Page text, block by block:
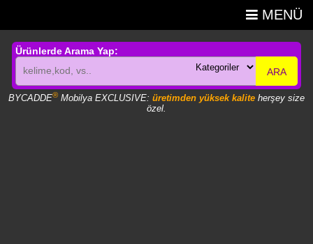
MENÜ
Ürünlerde Arama Yap:
ARA
BYCADDE® Mobilya EXCLUSIVE: üretimden yüksek kalite herşey size
özel.